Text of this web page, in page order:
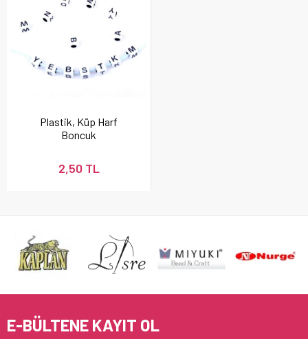
Plastik, Küp Harf
Boncuk
2,50 TL
E-BÜLTENE KAYIT OL